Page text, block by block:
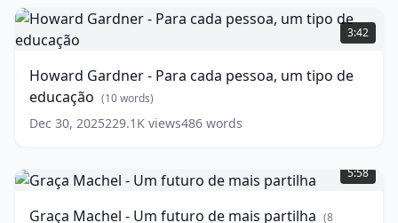
poder
Howard
Gardner
-
cada
pessoa,
um
tipo
educação
words)
3:42
Howard Gardner - Para cada pessoa, um tipo de
educação (10words)
Dec 30, 2025229.1K views486 words
Machel
-
5:58
Graça Machel - Um futuro de mais partilha (8